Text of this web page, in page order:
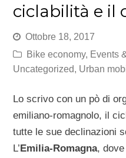
ciclabilità e il
Ottobre 18, 2017
Bike economy, Events
Uncategorized, Urban
Lo scrivo con un pò di
emiliano-romagnolo, il
tutte le sue declinazioni
L’Emilia-Romagna,